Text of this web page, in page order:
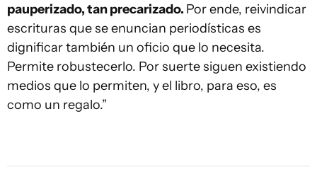
pauperizado, tan precarizado. Por ende, reivindicar
escrituras que se enuncian periodísticas es
dignificar también un oficio que lo necesita.
Permite robustecerlo. Por suerte siguen existiendo
medios que lo permiten, y el libro, para eso, es
como un regalo.”